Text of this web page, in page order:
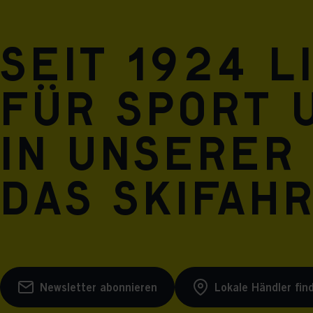
Seit 1924
für Sport
in unserer
das
Newsletter abonnieren Lokale Händler